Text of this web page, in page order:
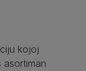
kojoj
asortiman